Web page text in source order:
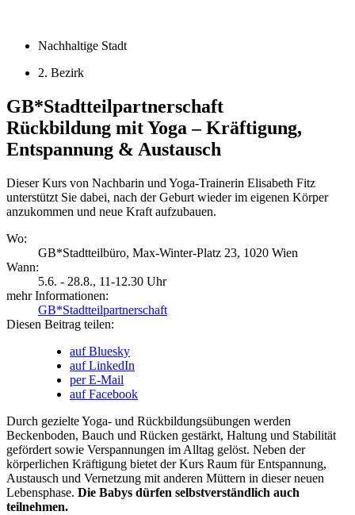
Nachhaltige Stadt
2. Bezirk
GB*Stadtteilpartnerschaft
Rückbildung mit Yoga – Kräftigung,
Entspannung & Austausch
Dieser Kurs von Nachbarin und Yoga-Trainerin Elisabeth Fitz
unterstützt Sie dabei, nach der Geburt wieder im eigenen Körper
anzukommen und neue Kraft aufzubauen.
Wo:
GB*Stadtteilbüro, Max-Winter-Platz 23, 1020 Wien
Wann:
5.6. - 28.8., 11-12.30 Uhr
mehr Informationen:
GB*Stadtteilpartnerschaft
Diesen Beitrag teilen:
auf Bluesky
auf LinkedIn
per E-Mail
auf Facebook
Durch gezielte Yoga- und Rückbildungsübungen werden
Beckenboden, Bauch und Rücken gestärkt, Haltung und Stabilität
gefördert sowie Verspannungen im Alltag gelöst. Neben der
körperlichen Kräftigung bietet der Kurs Raum für Entspannung,
Austausch und Vernetzung mit anderen Müttern in dieser neuen
Lebensphase. Die Babys dürfen selbstverständlich auch
teilnehmen.